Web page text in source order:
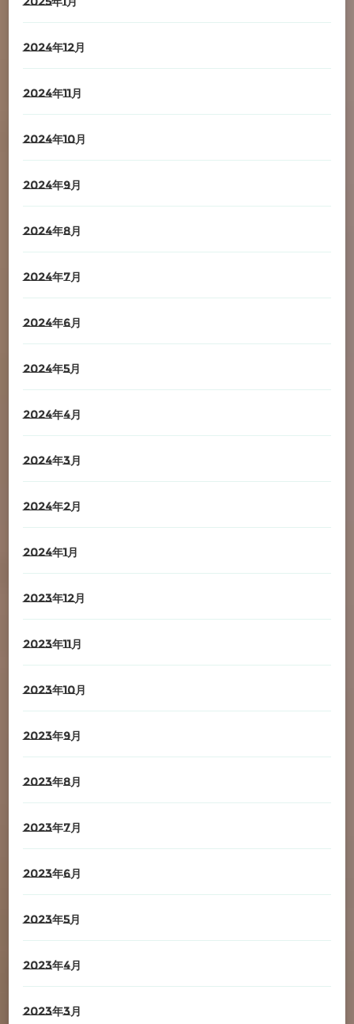
2024年12月
2024年11月
2024年10月
2024年9月
2024年8月
2024年7月
2024年6月
2024年5月
2024年4月
2024年3月
2024年2月
2024年1月
2023年12月
2023年11月
2023年10月
2023年9月
2023年8月
2023年7月
2023年6月
2023年5月
2023年4月
2023年3月